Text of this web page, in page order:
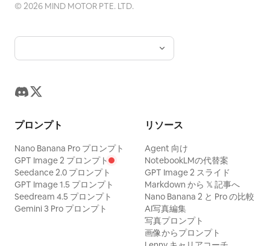
©2026 MIND MOTOR PTE. LTD.
プロンプト
Nano Banana Pro プロンプト
GPT Image 2 プロンプト
Seedance 2.0 プロンプト
GPT Image 1.5 プロンプト
Seedream 4.5 プロンプト
Gemini 3 Pro プロンプト
リソース
Agent 向け
NotebookLMの代替案
GPT Image 2 スライド
Markdown から 𝕏 記事へ
Nano Banana 2 と Pro の比較
AI写真編集
写真プロンプト
画像からプロンプト